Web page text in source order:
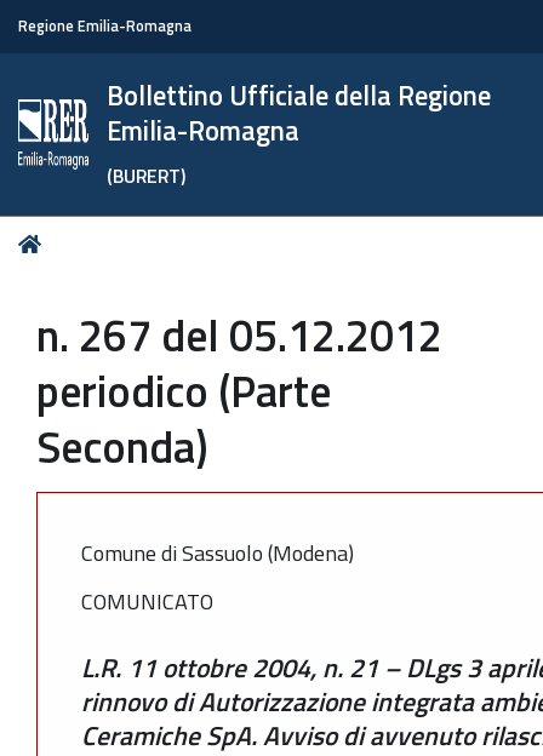
Regione Emilia-Romagna
Bollettino Ufficiale della Regione
Emilia-Romagna
(BURERT)
Tu
n. 267 del 05.12.2012
periodico (Parte
Seconda)
Comune di Sassuolo (Modena)
COMUNICATO
L.R. 11 ottobre 2004, n. 21 – DLgs 3
rinnovo di Autorizzazione integrata
Ceramiche SpA. Avviso di avvenuto